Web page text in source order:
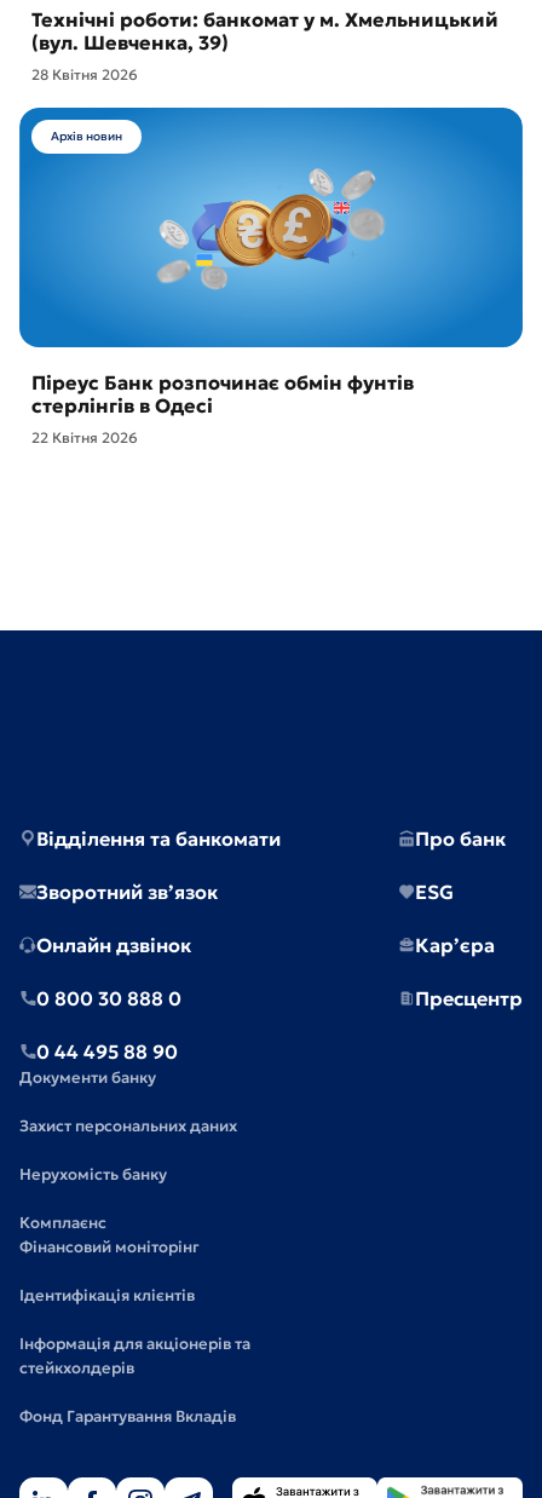
Технічні роботи: банкомат у м. Хмельницький
(вул. Шевченка, 39)
28 Квітня 2026
Архів новин
Піреус Банк розпочинає обмін фунтів
стерлінгів в Одесі
22 Квітня 2026
Відділення та банкомати
Зворотний зв’язок
Онлайн дзвінок
0 800 30 888 0
0 44 495 88 90
Про банк
ESG
Кар’єра
Пресцентр
Документи банку
Захист персональних даних
Нерухомість банку
Комплаєнс
Фінансовий моніторінг
Ідентифікація клієнтів
Інформація для акціонерів та
стейкхолдерів
Фонд Гарантування Вкладів